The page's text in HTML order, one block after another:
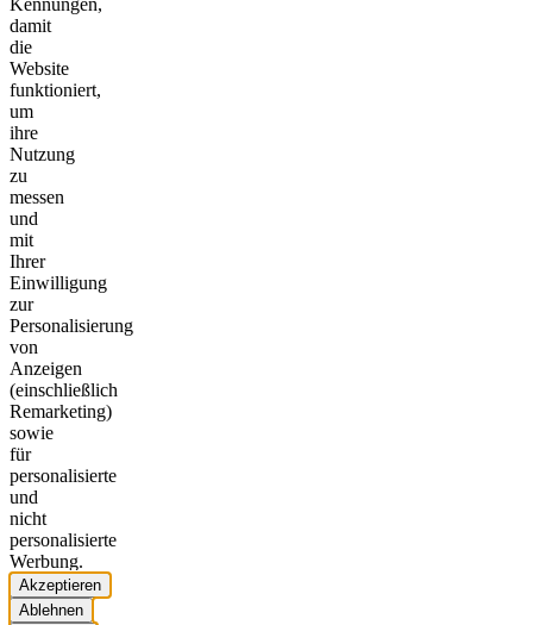
Kennungen,
damit
die
Website
funktioniert,
um
ihre
Nutzung
zu
messen
und
mit
Ihrer
Einwilligung
zur
Personalisierung
von
Anzeigen
(einschließlich
Remarketing)
sowie
für
personalisierte
und
nicht
personalisierte
Werbung.
Akzeptieren
Ablehnen